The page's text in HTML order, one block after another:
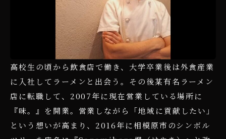
高校生の頃から飲食店で働き、大学卒業後は外食産業
に入社してラーメンと出会う。その後某有名ラーメン
店に転職して、2007年に現在営業している場所に
『味。』を開業。営業しながら「地域に貢献したい」
という想いが高まり、2016年に相模原市のシンボル